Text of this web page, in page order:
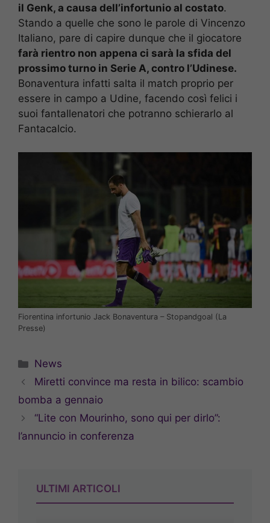
il Genk, a causa dell’infortunio al costato.
Stando a quelle che sono le parole di Vincenzo
Italiano, pare di capire dunque che il giocatore
farà rientro non appena ci sarà la sfida del
prossimo turno in Serie A, contro l’Udinese.
Bonaventura infatti salta il match proprio per
essere in campo a Udine, facendo così felici i
suoi fantallenatori che potranno schierarlo al
Fantacalcio.
Fiorentina infortunio Jack Bonaventura – Stopandgoal (La
Presse)
Categorie
News
Miretti convince ma resta in bilico: scambio
bomba a gennaio
“Lite con Mourinho, sono qui per dirlo”:
l’annuncio in conferenza
ULTIMI ARTICOLI